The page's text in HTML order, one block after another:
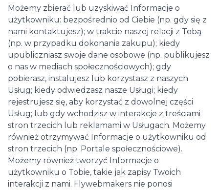
Możemy zbierać lub uzyskiwać Informacje o
użytkowniku: bezpośrednio od Ciebie (np. gdy się z
nami kontaktujesz); w trakcie naszej relacji z Tobą
(np. w przypadku dokonania zakupu); kiedy
upubliczniasz swoje dane osobowe (np. publikujesz
o nas w mediach społecznościowych); gdy
pobierasz, instalujesz lub korzystasz z naszych
Usług; kiedy odwiedzasz nasze Usługi; kiedy
rejestrujesz się, aby korzystać z dowolnej części
Usług; lub gdy wchodzisz w interakcje z treściami
stron trzecich lub reklamami w Usługach. Możemy
również otrzymywać Informacje o użytkowniku od
stron trzecich (np. Portale społecznościowe).
Możemy również tworzyć Informacje o
użytkowniku o Tobie, takie jak zapisy Twoich
interakcji z nami. Flywebmakers nie ponosi